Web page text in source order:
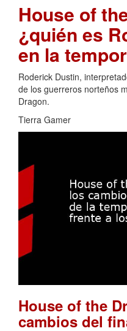
House of
¿quién es
en la
Roderick Dustin,
de los guerreros norteños
Dragon.
Tierra Gamer
House of the
cambios del